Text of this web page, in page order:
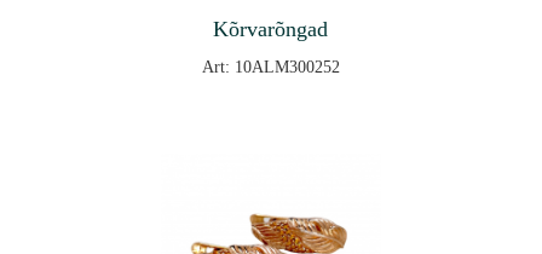
Kõrvarõngad
Art: 10ALM300252